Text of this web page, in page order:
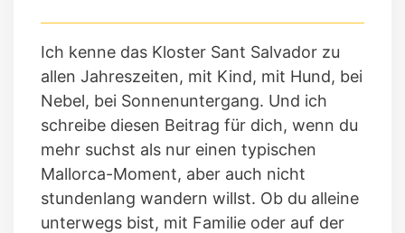
Ich kenne das Kloster Sant Salvador zu
allen Jahreszeiten, mit Kind, mit Hund, bei
Nebel, bei Sonnenuntergang. Und ich
schreibe diesen Beitrag für dich, wenn du
mehr suchst als nur einen typischen
Mallorca-Moment, aber auch nicht
stundenlang wandern willst. Ob du alleine
unterwegs bist, mit Familie oder auf der